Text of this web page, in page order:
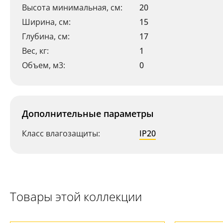
+7 (800) 775-63-32 - бесплатно по России
+7 (495) 255-03-21 - бесплатная доставка
Высота минимальная, см:
20
Ширина, см:
15
Глубина, см:
17
Вес, кг:
1
Объем, м3:
0
Дополнительные параметры
Класс влагозащиты: IP20
Товары этой коллекции